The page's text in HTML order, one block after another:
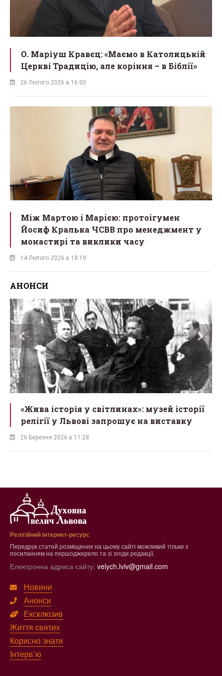
О. Маріуш Кравєц: «Маємо в Католицькій
Церкві Традицію, але коріння – в Біблії»
26 Лютого 2026 в 16:00
Між Мартою і Марією: протоігумен
Йосиф Кралька ЧСВВ про менеджмент у
монастирі та виклики часу
14 Лютого 2026 в 18:19
АНОНСИ
«Жива історія у світлинах»: музей історії
релігії у Львові запрошує на виставку
26 Березня 2026 в 11:28
Релігійний інтернет-ресурс
Передрук статей розміщених на цьому сайті можливий тільки з
посиланням на першоджерело та зі згоди редакції.
Електронна адреса сайту: velych.lviv@gmail.com
Новини
Анонси
Ексклюзив
Життя святих
Корисно знати
Інтерв’ю